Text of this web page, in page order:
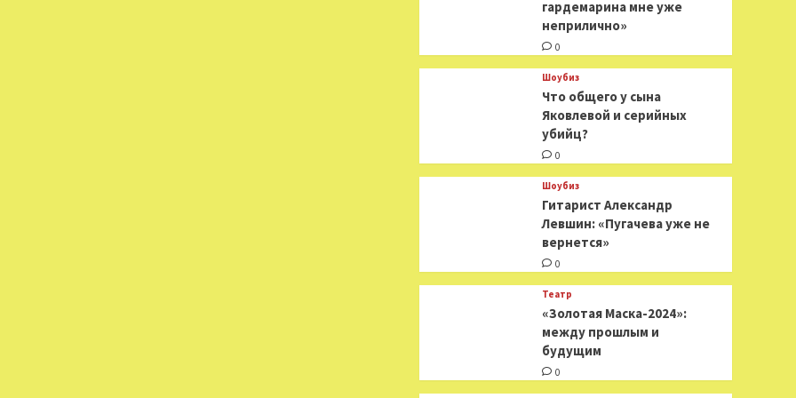
гардемарина мне уже
неприлично»
0
Шоубиз
Что общего у сына
Яковлевой и серийных
убийц?
0
Шоубиз
Гитарист Александр
Левшин: «Пугачева уже не
вернется»
0
Театр
«Золотая Маска-2024»:
между прошлым и
будущим
0